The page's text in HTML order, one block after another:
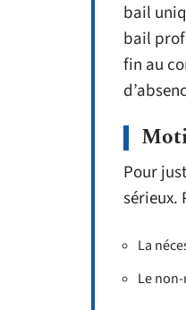
bail
bail
fin au
Pour
sérieux.
La
Le